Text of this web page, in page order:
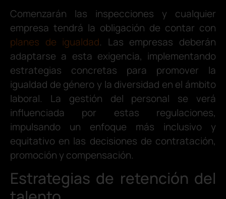
Comenzarán las inspecciones y cualquier
empresa tendrá la obligación de contar con
planes de igualdad. Las empresas deberán
adaptarse a esta exigencia, implementando
estrategias concretas para promover la
igualdad de género y la diversidad en el ámbito
laboral. La gestión del personal se verá
influenciada por estas regulaciones,
impulsando un enfoque más inclusivo y
equitativo en las decisiones de contratación,
promoción y compensación.
Estrategias de retención del